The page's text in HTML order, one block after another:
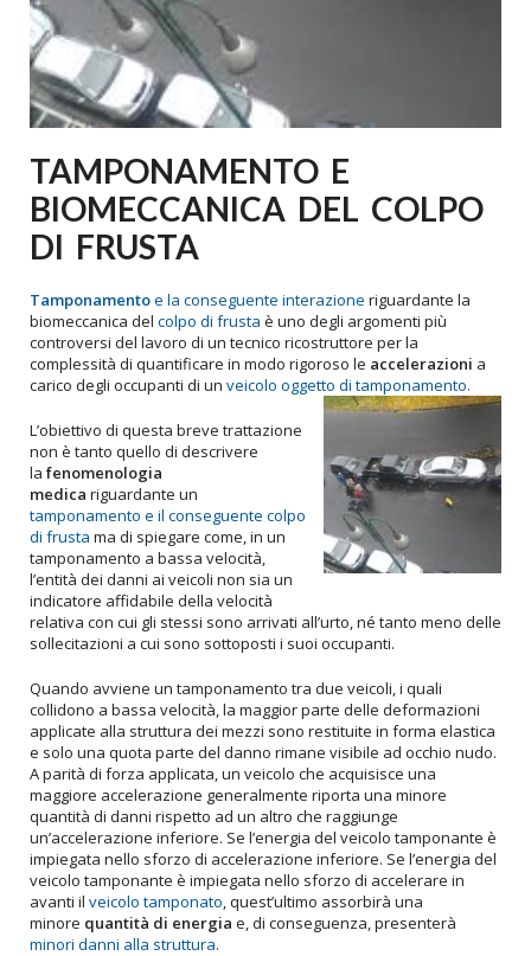
TAMPONAMENTO E
BIOMECCANICA DEL COLPO
DI FRUSTA
Tamponamentoe la conseguente interazione riguardante la
biomeccanica del colpo di frusta è uno degli argomenti più
controversi del lavoro di un tecnico ricostruttore per la
complessità di quantificare in modo rigoroso le accelerazioni a
carico degli occupanti di un veicolo oggetto di tamponamento.
L’obiettivo di questa breve trattazione
non è tanto quello di descrivere
la fenomenologia
medica riguardante un
tamponamento e il conseguente colpo
di frusta ma di spiegare come, in un
tamponamento a bassa velocità,
l’entità dei danni ai veicoli non sia un
indicatore affidabile della velocità
relativa con cui gli stessi sono arrivati all’urto, né tanto meno delle
sollecitazioni a cui sono sottoposti i suoi occupanti.
Quando avviene un tamponamento tra due veicoli, i quali
collidono a bassa velocità, la maggior parte delle deformazioni
applicate alla struttura dei mezzi sono restituite in forma elastica
e solo una quota parte del danno rimane visibile ad occhio nudo.
A parità di forza applicata, un veicolo che acquisisce una
maggiore accelerazione generalmente riporta una minore
quantità di danni rispetto ad un altro che raggiunge
un’accelerazione inferiore. Se l’energia del veicolo tamponante è
impiegata nello sforzo di accelerazione inferiore. Se l’energia del
veicolo tamponante è impiegata nello sforzo di accelerare in
avanti il veicolo tamponato, quest’ultimo assorbirà una
minore quantità di energia e, di conseguenza, presenterà
minori danni alla struttura.